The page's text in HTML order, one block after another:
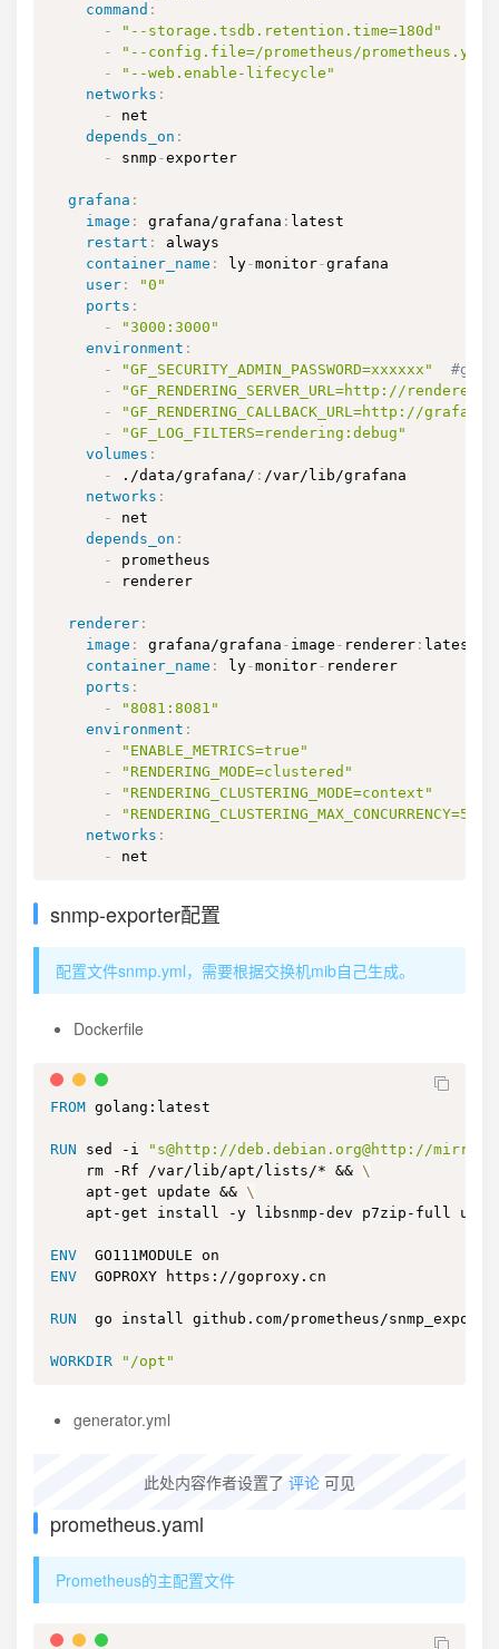
command :
-
"--storage.tsdb.retention.time=180d"
-
"--config.file=/prometheus/prometheus.yml"
-
"--web.enable-lifecycle"
networks :
-
net
depends_on :
-
snmp -exporter
grafana :
image : grafana/grafana : latest
restart :
always
container_name : ly-monitor-grafana
user :
"0"
ports :
-
"3000:3000"
environment :
-
"GF_SECURITY_ADMIN_PASSWORD=xxxxxx"
-
"GF_RENDERING_SERVER_URL=http://
-
"GF_RENDERING_CALLBACK_URL=http://
-
"GF_LOG_FILTERS=rendering:debug"
volumes :
-
./data/grafana/ : /var/lib/grafana
networks :
-
net
depends_on :
-
prometheus
-
renderer
renderer :
image : grafana/grafana - image - renderer : latest
container_name : ly-monitor- renderer
ports :
-
"8081:8081"
environment :
-
"ENABLE_METRICS=true"
-
"RENDERING_MODE=clustered"
-
"RENDERING_CLUSTERING_MODE=context"
-
"RENDERING_CLUSTERING_MAX_CONCURRENCY=5"
networks :
-
net
snmp-exporter配置
配置文件snmp.yml，需要根据交换机mib自己生成。
Dockerfile
FROM golang:latest
RUN sed -i
"s@http://deb.debian.org@http://
    rm -Rf /var/lib/apt/lists/* &&
\
    apt-get update &&
\
apt-get install -y libsnmp-dev p7zip-full
ENV
  GO111MODULE on
ENV
  GOPROXY https://goproxy.cn
RUN
go install github.com/prometheus/
WORKDIR "/opt"
generator.yml
此处内容作者设置了 评论 可见
prometheus.yaml
Prometheus的主配置文件